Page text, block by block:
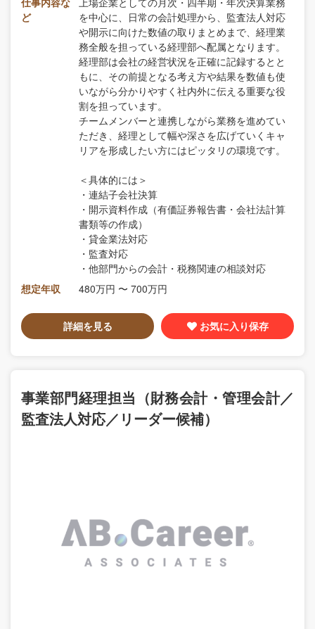
ど
を中心に、日常の会計処理から、監査法人対応
や開示に向けた数値の取りまとめまで、経理業
務全般を担っている経理部へ配属となります。
経理部は会社の経営状況を正確に記録するとと
もに、その前提となる考え方や結果を数値も使
いながら分かりやすく社内外に伝える重要な役
割を担っています。
チームメンバーと連携しながら業務を進めてい
ただき、経理として幅や深さを広げていくキャ
リアを形成したい方にはピッタリの環境です。
＜具体的には＞
・連結子会社決算
・開示資料作成（有価証券報告書・会社法計算
書類等の作成）
・貸金業法対応
・監査対応
・他部門からの会計・税務関連の相談対応
想定年収
480万円 〜 700万円
詳細を見る お気に入り保存
事業部門経理担当（財務会計・管理会計／
監査法人対応／リーダー候補）